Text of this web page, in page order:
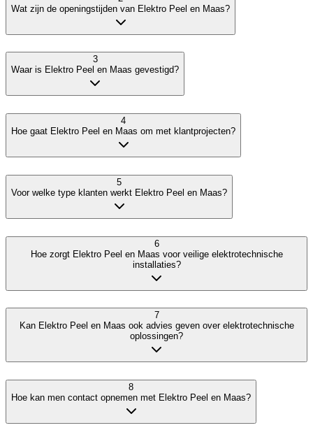
Wat zijn de openingstijden van Elektro Peel en Maas?
3
Waar is Elektro Peel en Maas gevestigd?
4
Hoe gaat Elektro Peel en Maas om met klantprojecten?
5
Voor welke type klanten werkt Elektro Peel en Maas?
6
Hoe zorgt Elektro Peel en Maas voor veilige elektrotechnische
installaties?
7
Kan Elektro Peel en Maas ook advies geven over elektrotechnische
oplossingen?
8
Hoe kan men contact opnemen met Elektro Peel en Maas?